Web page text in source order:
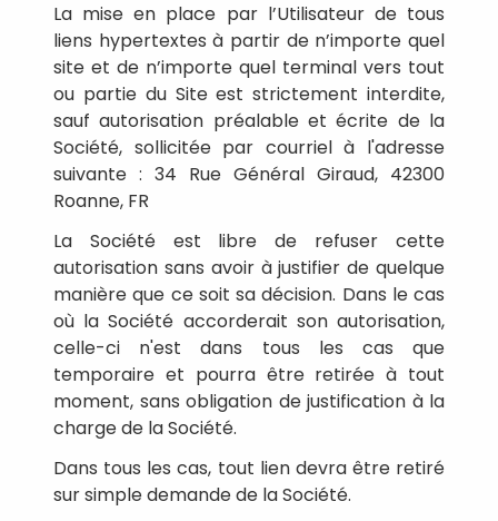
La mise en place par l’Utilisateur de tous
liens hypertextes à partir de n’importe quel
site et de n’importe quel terminal vers tout
ou partie du Site est strictement interdite,
sauf autorisation préalable et écrite de la
Société, sollicitée par courriel à l'adresse
suivante : 34 Rue Général Giraud, 42300
Roanne, FR
La Société est libre de refuser cette
autorisation sans avoir à justifier de quelque
manière que ce soit sa décision. Dans le cas
où la Société accorderait son autorisation,
celle-ci n'est dans tous les cas que
temporaire et pourra être retirée à tout
moment, sans obligation de justification à la
charge de la Société.
Dans tous les cas, tout lien devra être retiré
sur simple demande de la Société.